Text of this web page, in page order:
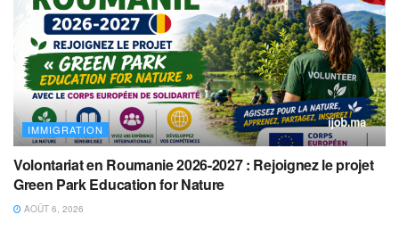
IMMIGRATION
Volontariat en Roumanie 2026-2027 : Rejoignez le projet
Green Park Education for Nature
AOÛT 6, 2026